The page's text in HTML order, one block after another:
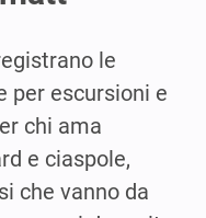
le
per escursioni e
chi ama
e ciaspole,
che vanno da